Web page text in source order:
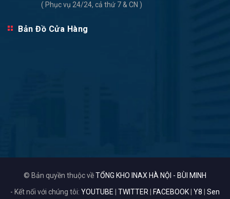
( Phục vụ 24/24, cả thứ 7 & CN )
Bản Đồ Cửa Hàng
© Bản quyền thuộc vềTỔNG KHO INAX HÀ NỘI - BÙI MINH
- Kết nối với chúng tôi: YOUTUBE TWITTER FACEBOOK Y8 Sen